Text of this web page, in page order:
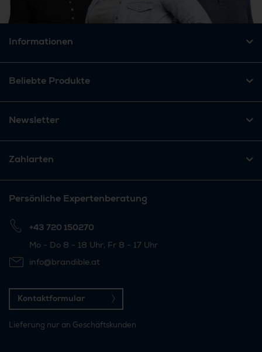
Informationen
Beliebte Produkte
Newsletter
Zahlarten
Persönliche Expertenberatung
+43 720 150270
Mo - Do 8 - 18 Uhr, Fr 8 - 17 Uhr
info@brandible.at
Kontaktformular
Lieferung nur an Geschäftskunden